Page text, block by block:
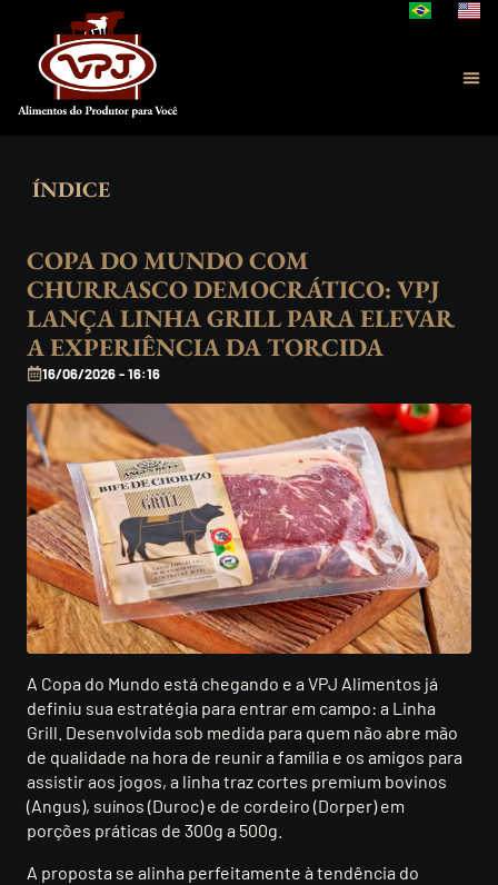
COPA DO MUNDO COM
CHURRASCO DEMOCRÁTICO: VPJ
LANÇA LINHA GRILL PARA ELEVAR
A EXPERIÊNCIA DA TORCIDA
16/06/2026 - 16:16
A Copa do Mundo está chegando e a VPJ Alimentos já
definiu sua estratégia para entrar em campo: a Linha
Grill. Desenvolvida sob medida para quem não abre mão
de qualidade na hora de reunir a família e os amigos para
assistir aos jogos, a linha traz cortes premium bovinos
(Angus), suínos (Duroc) e de cordeiro (Dorper) em
porções práticas de 300g a 500g.
A proposta se alinha perfeitamente à tendência do
ÍNDICE